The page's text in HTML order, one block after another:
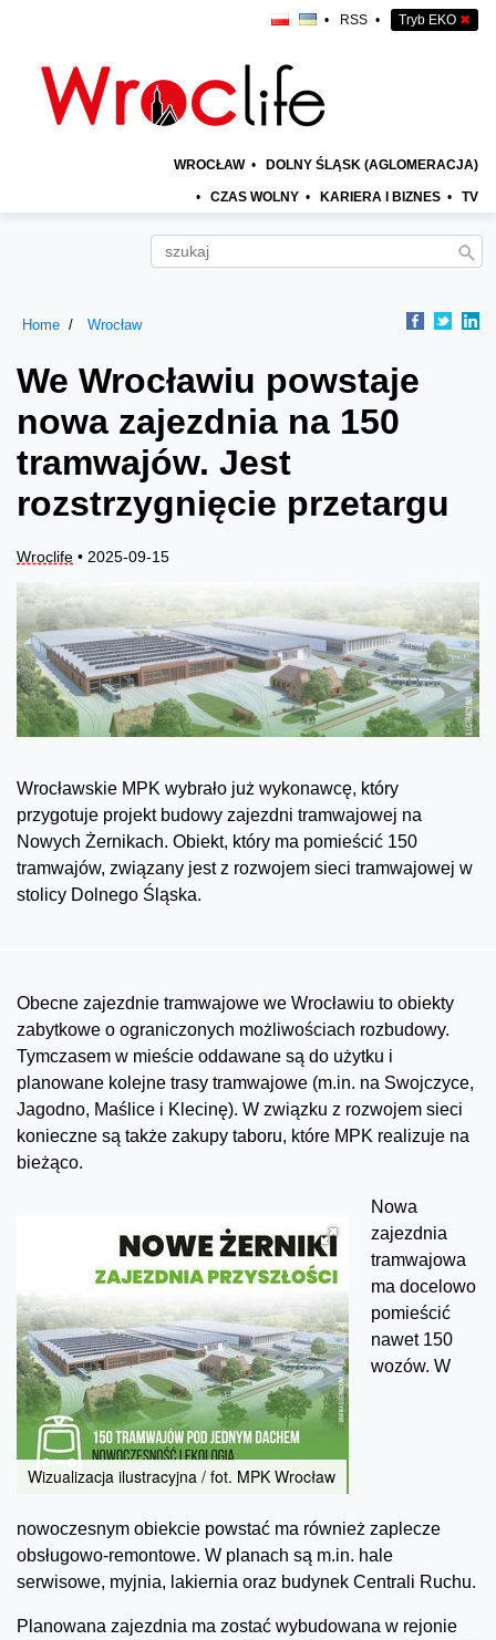
• RSS • Tryb EKO ✖
WROCŁAW • DOLNY ŚLĄSK (AGLOMERACJA)
• CZAS WOLNY • KARIERA I BIZNES • TV
Home Wrocław
We Wrocławiu powstaje
nowa zajezdnia na 150
tramwajów. Jest
rozstrzygnięcie przetargu
Wroclife • 2025-09-15
Wrocławskie MPK wybrało już wykonawcę, który
przygotuje projekt budowy zajezdni tramwajowej na
Nowych Żernikach. Obiekt, który ma pomieścić 150
tramwajów, związany jest z rozwojem sieci tramwajowej w
stolicy Dolnego Śląska.
Obecne zajezdnie tramwajowe we Wrocławiu to obiekty
zabytkowe o ograniczonych możliwościach rozbudowy.
Tymczasem w mieście oddawane są do użytku i
planowane kolejne trasy tramwajowe (m.in. na Swojczyce,
Jagodno, Maślice i Klecinę). W związku z rozwojem sieci
konieczne są także zakupy taboru, które MPK realizuje na
bieżąco.
Wizualizacja ilustracyjna / fot. MPK Wrocław
Nowa
zajezdnia
tramwajowa
ma docelowo
pomieścić
nawet 150
wozów. W
nowoczesnym obiekcie powstać ma również zaplecze
obsługowo-remontowe. W planach są m.in. hale
serwisowe, myjnia, lakiernia oraz budynek Centrali Ruchu.
Planowana zajezdnia ma zostać wybudowana w rejonie